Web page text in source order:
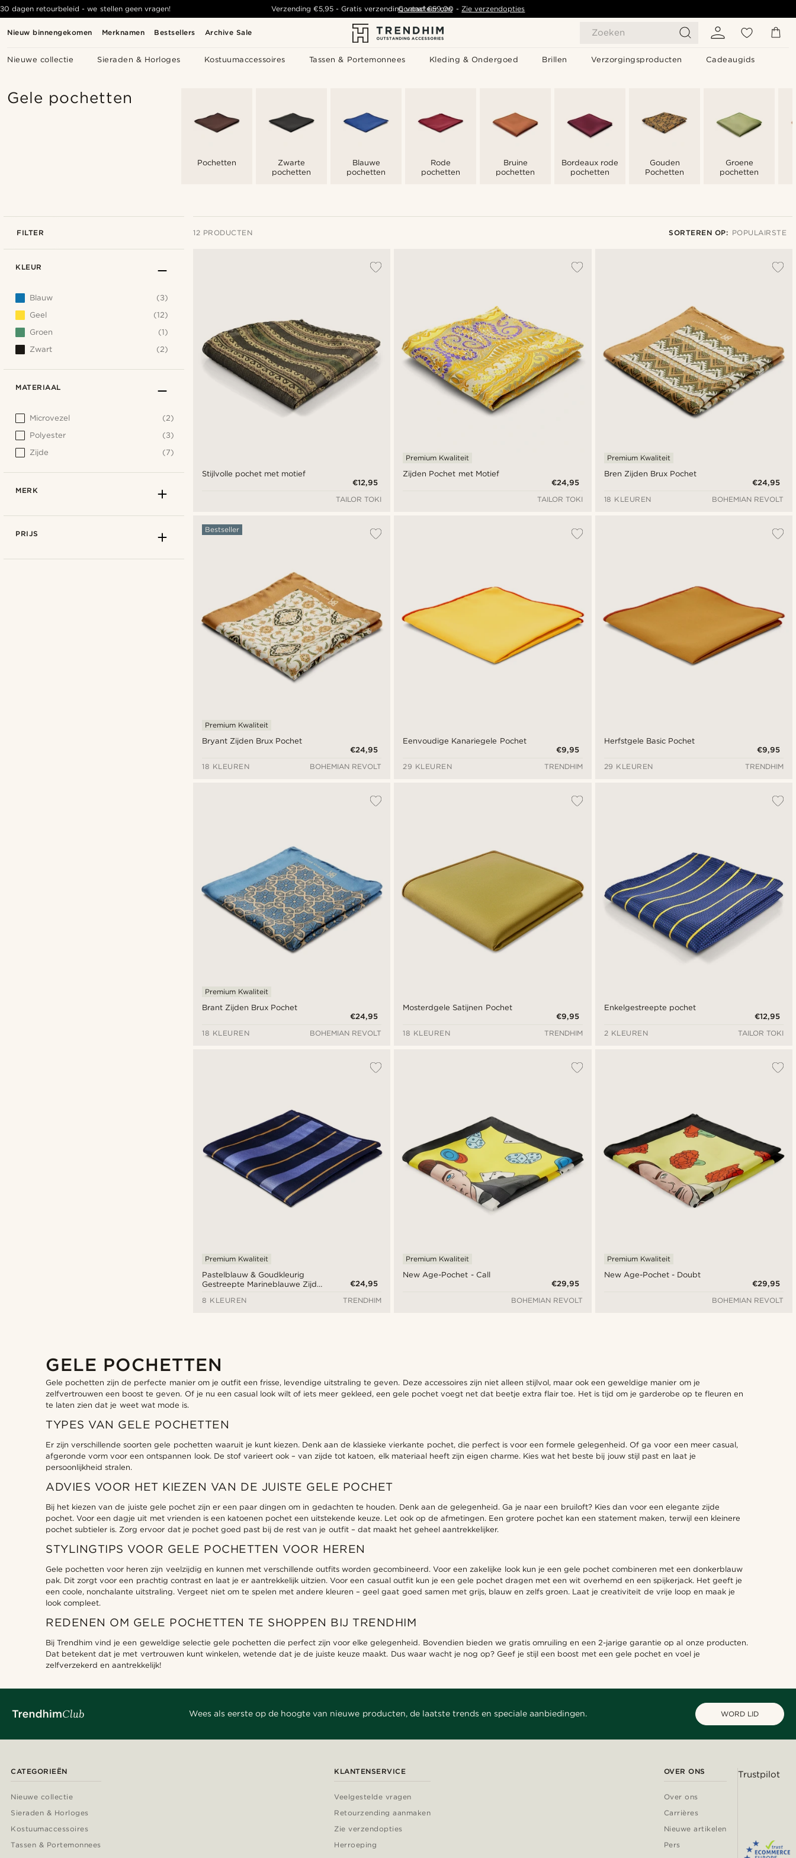
Nieuw binnengekomen Merknamen Bestsellers Archive Sale Zoeken
Nieuwe collectie Sieraden & Horloges Kostuumaccessoires Tassen & Portemonnees Kleding & Ondergoed Brillen Verzorgingsproducten Cadeaugids
30 dagen retourbeleid - we stellen geen vragen! Verzending €5,95- Gratis verzending vanaf€59,00 -Zie verzendopties
Contacteer ons
Gele pochetten
Pochetten
Zwarte
pochetten
Blauwe
pochetten
Rode
pochetten
Bruine
pochetten
Bordeaux rode
pochetten
Gouden
Pochetten
Groene
pochetten
FILTER 12 PRODUCTEN SORTEREN OP: POPULAIRSTE
Duurste
Stijlvolle pochet met motief
€12,95
TAILOR TOKI
Zijden Pochet met Motief
Premium Kwaliteit
€24,95
TAILOR TOKI
Bren Zijden Brux Pochet
Premium Kwaliteit
€24,95
18 KLEUREN
BOHEMIAN REVOLT
Bryant Zijden Brux Pochet
Bestseller
Premium Kwaliteit
€24,95
18 KLEUREN
BOHEMIAN REVOLT
Eenvoudige Kanariegele Pochet
€9,95
29 KLEUREN
TRENDHIM
Herfstgele Basic Pochet
€9,95
29 KLEUREN
TRENDHIM
Brant Zijden Brux Pochet
Premium Kwaliteit
€24,95
18 KLEUREN
BOHEMIAN REVOLT
Mosterdgele Satijnen Pochet
€9,95
18 KLEUREN
TRENDHIM
Enkelgestreepte pochet
€12,95
2 KLEUREN
TAILOR TOKI
Pastelblauw & Goudkleurig
Gestreepte Marineblauwe Zijden
Premium Kwaliteit
€24,95
8 KLEUREN
TRENDHIM
New Age-Pochet - Call
Premium Kwaliteit
€29,95
BOHEMIAN REVOLT
New Age-Pochet - Doubt
Premium Kwaliteit
€29,95
BOHEMIAN REVOLT
KLEUR
Blauw
(3)
Geel
(12)
Groen
(1)
Zwart
(2)
MATERIAAL
Microvezel
(2)
Polyester
(3)
Zijde
(7)
MERK
PRIJS
GELE POCHETTEN
Gele pochetten zijn de perfecte manier om je outfit een frisse, levendige uitstraling te geven. Deze accessoires zijn niet alleen stijlvol, maar ook een geweldige manier om je
zelfvertrouwen een boost te geven. Of je nu een casual look wilt of iets meer gekleed, een gele pochet voegt net dat beetje extra flair toe. Het is tijd om je garderobe op te fleuren en
te laten zien dat je weet wat mode is.
TYPES VAN GELE POCHETTEN
Er zijn verschillende soorten gele pochetten waaruit je kunt kiezen. Denk aan de klassieke vierkante pochet, die perfect is voor een formele gelegenheid. Of ga voor een meer casual,
afgeronde vorm voor een ontspannen look. De stof varieert ook – van zijde tot katoen, elk materiaal heeft zijn eigen charme. Kies wat het beste bij jouw stijl past en laat je
persoonlijkheid stralen.
ADVIES VOOR HET KIEZEN VAN DE JUISTE GELE POCHET
Bij het kiezen van de juiste gele pochet zijn er een paar dingen om in gedachten te houden. Denk aan de gelegenheid. Ga je naar een bruiloft? Kies dan voor een elegante zijde
pochet. Voor een dagje uit met vrienden is een katoenen pochet een uitstekende keuze. Let ook op de afmetingen. Een grotere pochet kan een statement maken, terwijl een kleinere
pochet subtieler is. Zorg ervoor dat je pochet goed past bij de rest van je outfit – dat maakt het geheel aantrekkelijker.
STYLINGTIPS VOOR GELE POCHETTEN VOOR HEREN
Gele pochetten voor heren zijn veelzijdig en kunnen met verschillende outfits worden gecombineerd. Voor een zakelijke look kun je een gele pochet combineren met een donkerblauw
pak. Dit zorgt voor een prachtig contrast en laat je er aantrekkelijk uitzien. Voor een casual outfit kun je een gele pochet dragen met een wit overhemd en een spijkerjack. Het geeft je
een coole, nonchalante uitstraling. Vergeet niet om te spelen met andere kleuren – geel gaat goed samen met grijs, blauw en zelfs groen. Laat je creativiteit de vrije loop en maak je
look compleet.
REDENEN OM GELE POCHETTEN TE SHOPPEN BIJ TRENDHIM
Bij Trendhim vind je een geweldige selectie gele pochetten die perfect zijn voor elke gelegenheid. Bovendien bieden we gratis omruiling en een 2-jarige garantie op al onze producten.
Dat betekent dat je met vertrouwen kunt winkelen, wetende dat je de juiste keuze maakt. Dus waar wacht je nog op? Geef je stijl een boost met een gele pochet en voel je
zelfverzekerd en aantrekkelijk!
Wees als eerste op de hoogte van nieuwe producten, de laatste trends en speciale aanbiedingen. WORD LID
CATEGORIEËN
Nieuwe collectie
Sieraden & Horloges
Kostuumaccessoires
Tassen & Portemonnees
KLANTENSERVICE
Veelgestelde vragen
Retourzending aanmaken
Zie verzendopties
Herroeping
OVER ONS
Over ons
Carrières
Nieuwe artikelen
Pers
Trustpilot